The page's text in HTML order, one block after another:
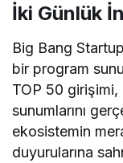
İki Günlük
Big Bang
bir program
TOP 50
sunumlarını
ekosistemin
duyurularına